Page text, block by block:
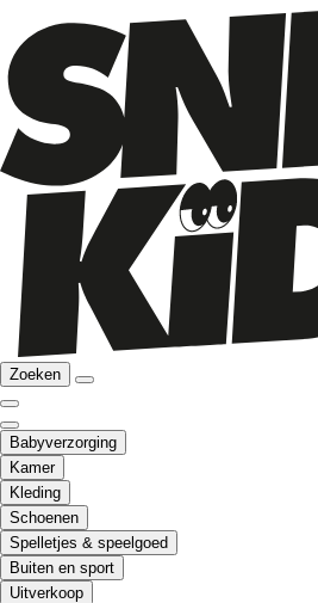
Zoeken
Babyverzorging
Kamer
Kleding
Schoenen
Spelletjes & speelgoed
Buiten en sport
Uitverkoop